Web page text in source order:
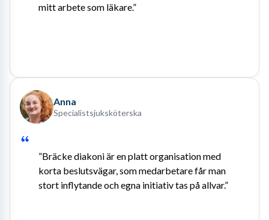
mitt arbete som läkare.”
Anna
Specialistsjuksköterska
”Bräcke diakoni är en platt organisation med
korta beslutsvägar, som medarbetare får man
stort inflytande och egna initiativ tas på allvar.”